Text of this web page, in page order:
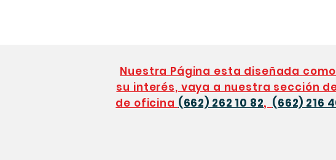
Nuestra Página esta diseñada como
su interés, vaya a nuestra sección
de oficina (662) 262 10 82, (662) 216